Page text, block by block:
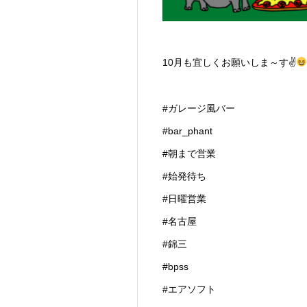
10月も宜しくお願いしま～す✌
#ガレージ風バー
#bar_phant
#朝まで営業
#始発待ち
#日曜営業
#名古屋
#錦三
#bpss
#エアソフト